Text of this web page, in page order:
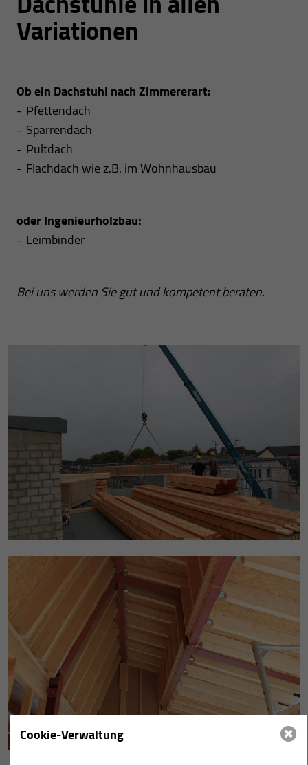
Variationen
Ob ein Dachstuhl nach Zimmererart:
Pfettendach
Sparrendach
Pultdach
Flachdach wie z.B. im Wohnhausbau
oder Ingenieurholzbau:
Leimbinder
Bei uns werden Sie gut und kompetent beraten.
Cookie-Verwaltung